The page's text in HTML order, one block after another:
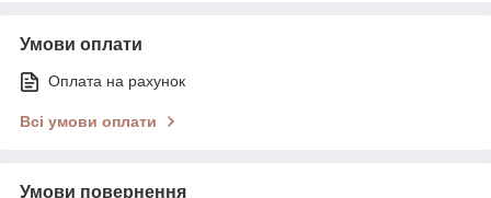
Умови оплати
Оплата на рахунок
Всі умови оплати
Умови повернення